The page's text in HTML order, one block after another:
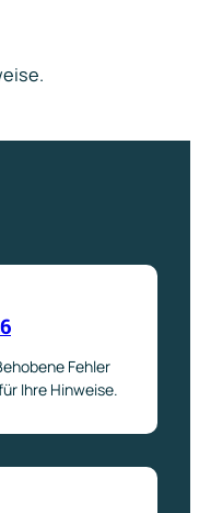
Fehler
Ihre Hinweise.